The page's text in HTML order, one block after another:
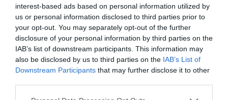
interest-based ads based on personal information utilized by
us or personal information disclosed to third parties prior to
your opt-out. You may separately opt-out of the further
disclosure of your personal information by third parties on the
IAB’s list of downstream participants. This information may
also be disclosed by us to third parties on the IAB’s List of
Downstream Participants that may further disclose it to other
Please note that this website/app uses one or more Google
Különdíj:A fenntartható gasztronómiáért végzett
elhivatott munkájáért és a lokális kistermelőkkel
való kimagasló együttműködésért a METRO
különdíja
Kistücsök Étterem, Balatonszemes (Üvegház kft.)
Közönségdíjak: